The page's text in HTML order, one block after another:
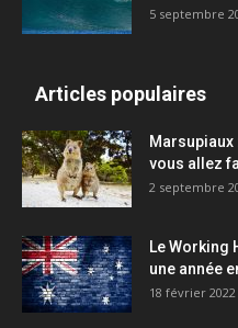
5 septembre
Articles populaires
vous allez
2 septembre
Le Working
une année
18 février 2022